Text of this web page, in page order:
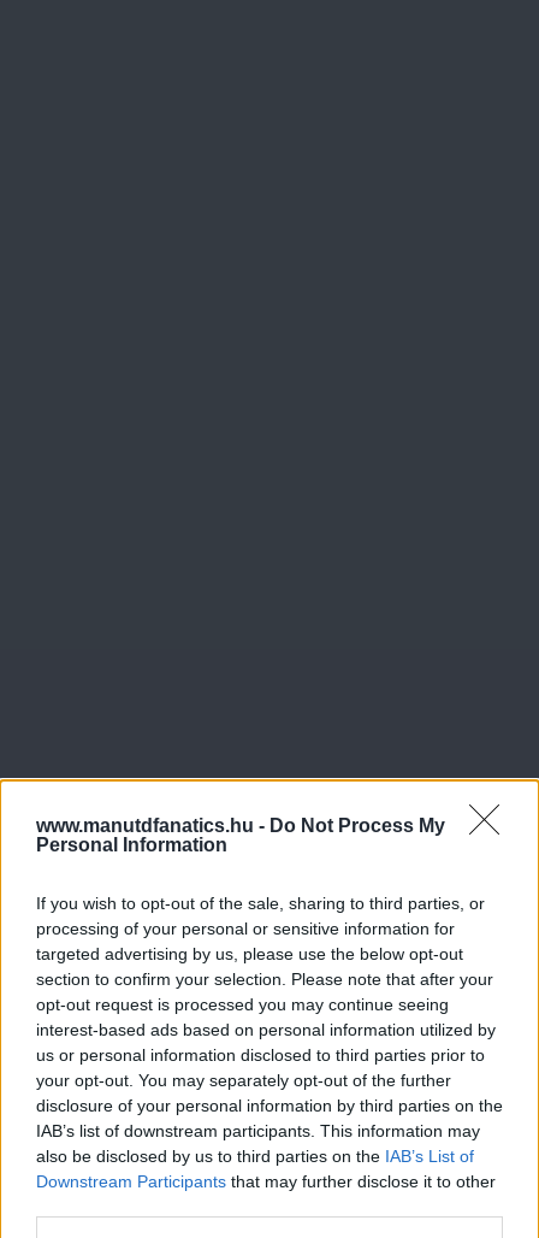
www.manutdfanatics.hu - Do Not Process My
Personal Information
If you wish to opt-out of the sale, sharing to third parties, or
processing of your personal or sensitive information for
targeted advertising by us, please use the below opt-out
section to confirm your selection. Please note that after your
opt-out request is processed you may continue seeing
interest-based ads based on personal information utilized by
us or personal information disclosed to third parties prior to
your opt-out. You may separately opt-out of the further
disclosure of your personal information by third parties on the
IAB’s list of downstream participants. This information may
also be disclosed by us to third parties on the IAB’s List of
Downstream Participants that may further disclose it to other